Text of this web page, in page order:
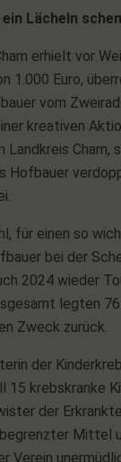
Lächeln
erhielt vor
1.000 Euro,
vom
kreativen
Landkreis Cham,
Hofbauer
für einen so
bei der
2024 wieder
legten
Zweck zurück.
der
krebskranke
der
Mittel
Verein